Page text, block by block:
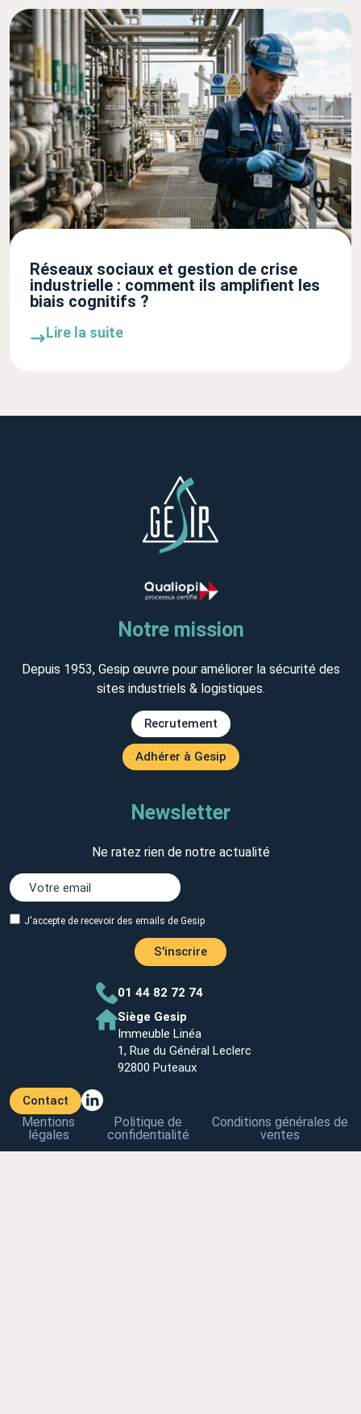
Réseaux sociaux et gestion de crise
industrielle : comment ils amplifient les
biais cognitifs ?
Lire la suite
Notre mission
Depuis 1953, Gesip œuvre pour améliorer la sécurité des
sites industriels & logistiques.
Recrutement
Adhérer à Gesip
Newsletter
Ne ratez rien de notre actualité
J'accepte de recevoir des emails de Gesip
S'inscrire
01 44 82 72 74
Siège Gesip
Immeuble Linéa
1, Rue du Général Leclerc
92800 Puteaux
Contact
Mentions
légales
Politique de
confidentialité
Conditions générales de
ventes